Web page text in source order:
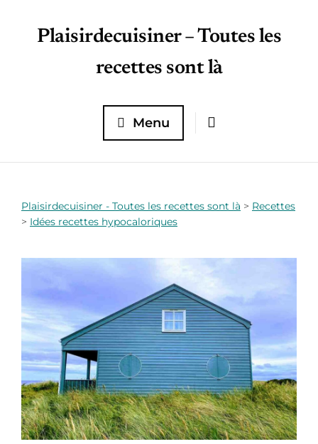
Plaisirdecuisiner – Toutes les
recettes sont là
Menu
Plaisirdecuisiner - Toutes les recettes sont là > Recettes
> Idées recettes hypocaloriques